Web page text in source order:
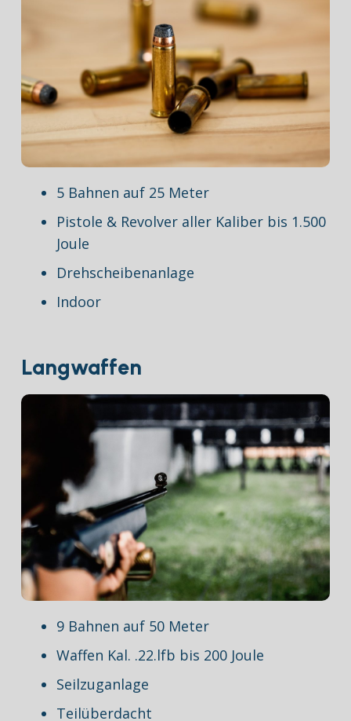
5 Bahnen auf 25 Meter
Pistole & Revolver aller Kaliber bis 1.500
Joule
Drehscheibenanlage
Indoor
Langwaffen
9 Bahnen auf 50 Meter
Waffen Kal. .22.lfb bis 200 Joule
Seilzuganlage
Teilüberdacht